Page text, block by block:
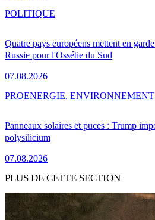
Quatre pays européens mettent en
Russie pour l'Ossétie du Sud
07.08.2026
POLITIQUE
Panneaux solaires et puces : Trump
polysilicium
07.08.2026
PROENERGIE,
PLUS DE CETTE SECTION